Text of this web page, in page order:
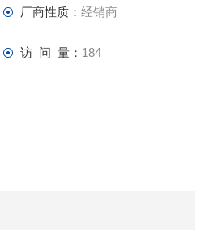
厂商性质： 经销商
访 问 量： 184